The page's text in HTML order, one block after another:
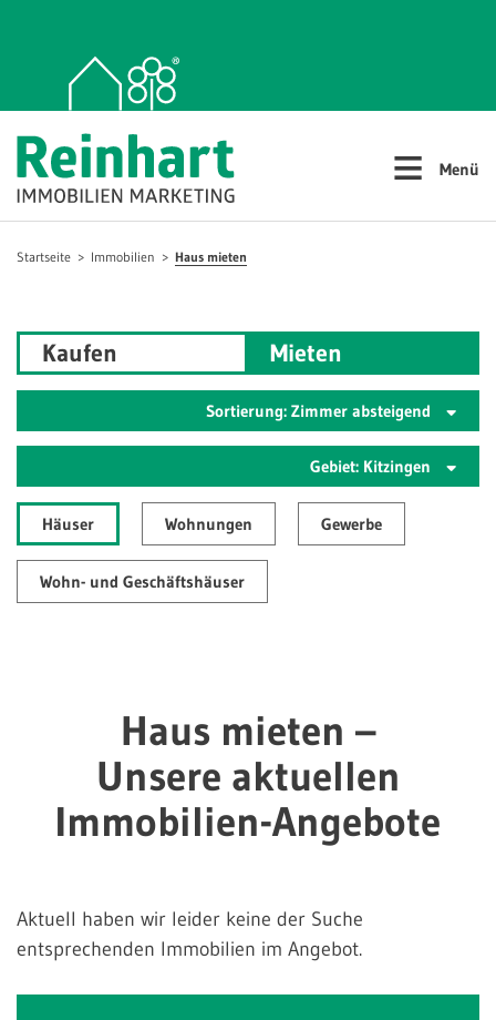
≡ Menü
Startseite Immobilien Haus mieten
Kaufen Mieten
Sortierung: Zimmer absteigend
Gebiet: Kitzingen
Häuser Wohnungen Gewerbe
Wohn- und Geschäftshäuser
Haus mieten –
Unsere aktuellen
Immobilien-Angebote
Aktuell haben wir leider keine der Suche
entsprechenden Immobilien im Angebot.